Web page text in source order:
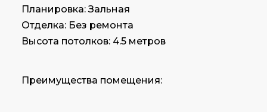
Планировка: Зальная
Отделка: Без ремонта
Высота потолков: 4.5 метров
Преимущества помещения: